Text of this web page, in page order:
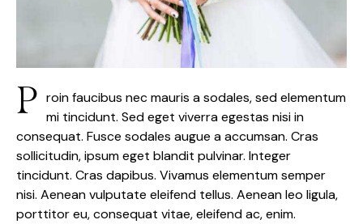
P roin faucibus nec mauris a sodales, sed elementum
mi tincidunt. Sed eget viverra egestas nisi in
consequat. Fusce sodales augue a accumsan. Cras
sollicitudin, ipsum eget blandit pulvinar. Integer
tincidunt. Cras dapibus. Vivamus elementum semper
nisi. Aenean vulputate eleifend tellus. Aenean leo ligula,
porttitor eu, consequat vitae, eleifend ac, enim.